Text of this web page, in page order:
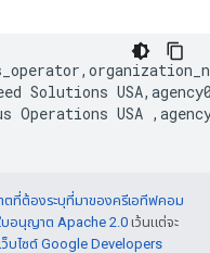
Solutions
USA
ตที่ต้องระบุที่มาของครีเอทีฟคอม
บอนุญาต Apache 2.0เว้นแต่จะ
ว็บไซต์ Google Developers